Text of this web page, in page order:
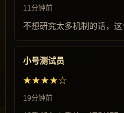
11分钟前
不想研究太多机制的话，这
小号测试员
★★★★☆
19分钟前